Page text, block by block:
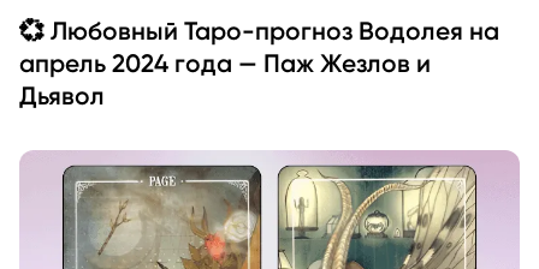
💞 Любовный Таро-прогноз Водолея на
апрель 2024 года — Паж Жезлов и
Дьявол